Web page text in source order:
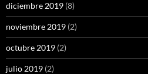
diciembre 2019 (8)
noviembre 2019 (2)
octubre 2019 (2)
julio 2019 (2)